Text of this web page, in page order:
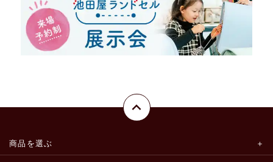
商品を選ぶ